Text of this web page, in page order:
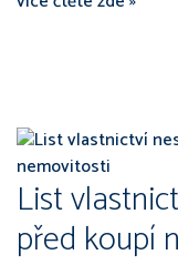
List
před koupí